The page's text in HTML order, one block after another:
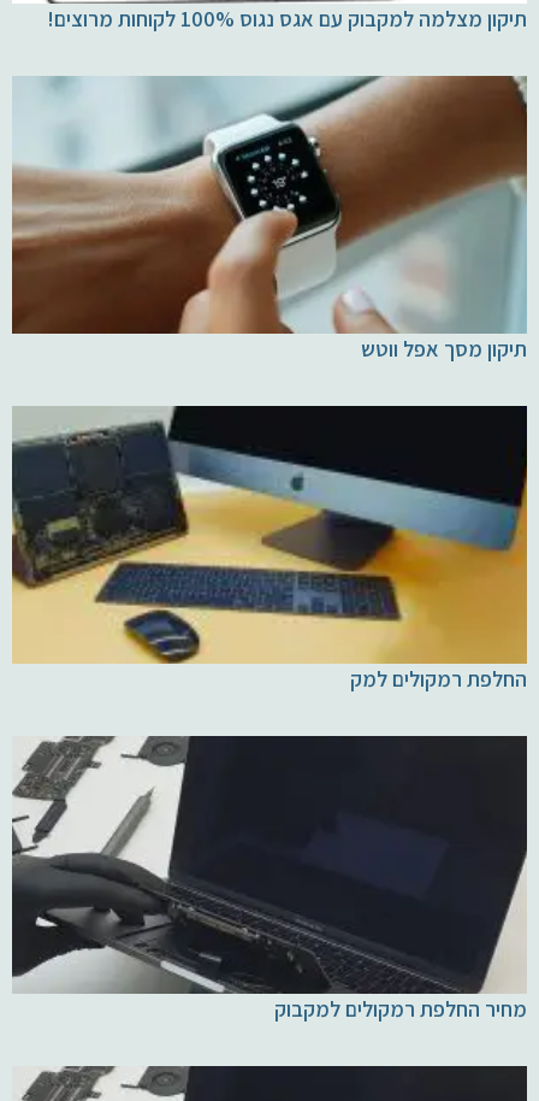
יצירת קשר
תיקון מצלמה למקבוק עם אגס נגוס 100% לקוחות מרוצים!
תיקון מסך אפל ווטש
החלפת רמקולים למק
מחיר החלפת רמקולים למקבוק